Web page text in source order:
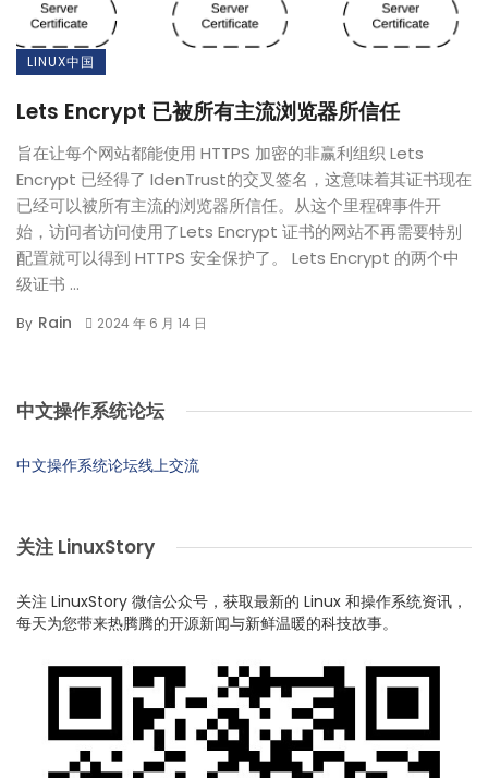
LINUX中国
Lets Encrypt 已被所有主流浏览器所信任
旨在让每个网站都能使用 HTTPS 加密的非赢利组织 Lets
Encrypt 已经得了 IdenTrust的交叉签名，这意味着其证书现在
已经可以被所有主流的浏览器所信任。从这个里程碑事件开
始，访问者访问使用了Lets Encrypt 证书的网站不再需要特别
配置就可以得到 HTTPS 安全保护了。 Lets Encrypt 的两个中
级证书 ...
By Rain 2024 年 6 月 14 日
中文操作系统论坛
中文操作系统论坛线上交流
关注 LinuxStory
关注 LinuxStory 微信公众号，获取最新的 Linux 和操作系统资讯，
每天为您带来热腾腾的开源新闻与新鲜温暖的科技故事。